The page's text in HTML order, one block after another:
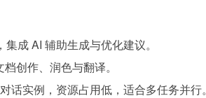
成 AI 辅助生成与优化建议。
创作、润色与翻译。
话实例，资源占用低，适合多任务并行。